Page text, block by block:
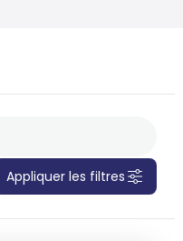
Appliquer les filtres